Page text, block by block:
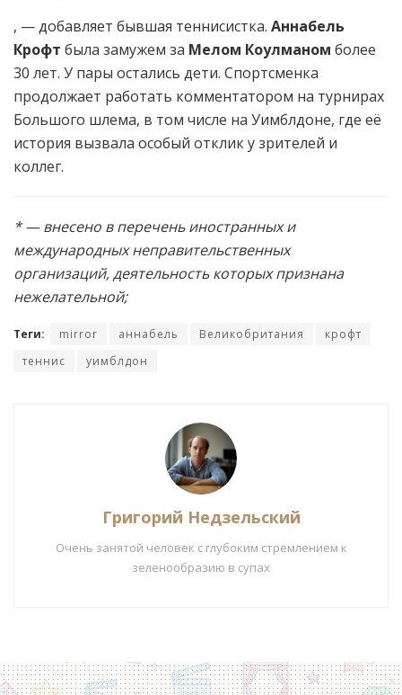
, — добавляет бывшая теннисистка. Аннабель
Крофт была замужем за Мелом Коулманом более
30 лет. У пары остались дети. Спортсменка
продолжает работать комментатором на турнирах
Большого шлема, в том числе на Уимблдоне, где её
история вызвала особый отклик у зрителей и
коллег.
* — внесено в перечень иностранных и
международных неправительственных
организаций, деятельность которых признана
нежелательной;
Теги: mirror аннабель Великобритания
крофт
теннис
уимблдон
Григорий Недзельский
Очень занятой человек с глубоким стремлением к
зеленообразию в супах